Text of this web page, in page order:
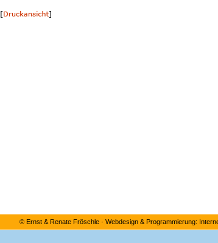
© Ernst & Renate Fröschle· Webdesign & Programmierung: